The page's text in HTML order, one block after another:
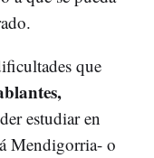
que
estudiar en
Mendigorria- o